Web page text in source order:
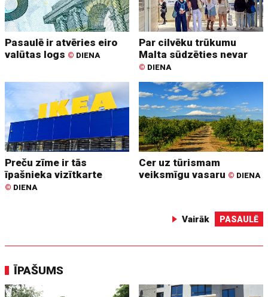
Pasaulē ir atvēries eiro
valūtas logs © DIENA
Par cilvēku trūkumu
Malta sūdzēties nevar
© DIENA
Preču zīme ir tās
īpašnieka vizītkarte
© DIENA
Cer uz tūrismam
veiksmīgu vasaru © DIENA
Vairāk PASAULĒ
ĪPAŠUMS